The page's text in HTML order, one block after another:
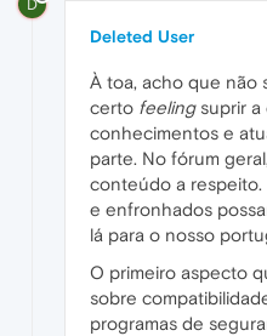
D
Deleted User
À toa, acho que não
certo feelingsuprir a
conhecimentos e
parte. No fórum
conteúdo a respeito.
e enfronhados
lá para o nosso
O primeiro aspecto
sobre
programas de